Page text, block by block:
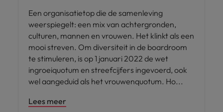
Een organisatietop die de samenleving
weerspiegelt: een mix van achtergronden,
culturen, mannen en vrouwen. Het klinkt als een
mooi streven. Om diversiteit in de boardroom
te stimuleren, is op 1 januari 2022 de wet
ingroeiquotum en streefcijfers ingevoerd, ook
wel aangeduid als het vrouwenquotum. Ho
Lees meer